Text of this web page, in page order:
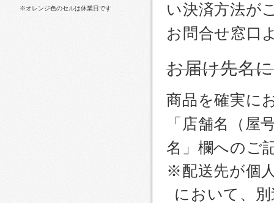
※オレンジ色のセルは休業日です
い決済方法が
お問合せ窓口
お届け先名
商品を確実に
「店舗名（屋
名」欄へのご
※配送先が個
において、